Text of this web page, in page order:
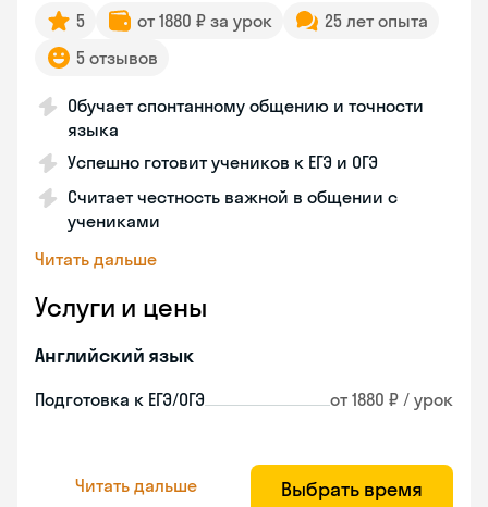
5 от 1880 ₽ за урок
25 лет опыта
5 отзывов
Обучает спонтанному общению и точности
языка
Успешно готовит учеников к ЕГЭ и ОГЭ
Считает честность важной в общении с
учениками
Читать дальше
Услуги и цены
Английский язык
Подготовка к ЕГЭ/ОГЭ от 1880 ₽ / урок
Читать дальше Выбрать время